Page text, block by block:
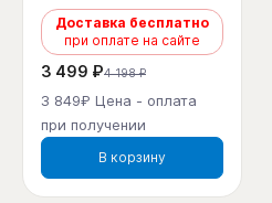
Доставка бесплатно
при оплате на сайте
3 499 ₽4 198 ₽
3 849₽ Цена - оплата
при получении
В корзину